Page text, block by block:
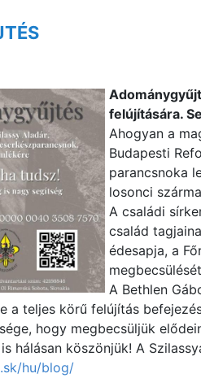
felújítására.
Ahogyan a
Budapesti
parancsnoka
losonci
A családi
család
édesapja, a
A Bethlen
a teljes körű felújítás
hogy megbecsüljük
hálásan köszönjük! A
hu/blog/